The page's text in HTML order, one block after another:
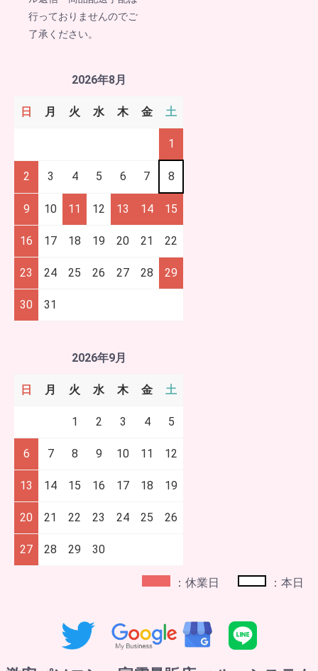
行っておりませんのでご
了承ください。
2026年8月
日 月 火 水 木 金 土
1
2 3 4 5 6 7 8
9 10 11 12 13 14 15
16 17 18 19 20 21 22
23 24 25 26 27 28 29
30 31
2026年9月
日 月 火 水 木 金 土
1 2 3 4 5
6 7 8 9 10 11 12
13 14 15 16 17 18 19
20 21 22 23 24 25 26
27 28 29 30
：休業日 ：本日